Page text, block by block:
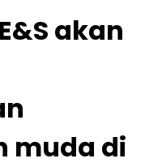
akan
muda di